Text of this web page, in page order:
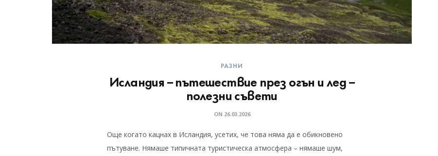
РАЗНИ
Исландия – пътешествие през огън и лед –
полезни съвети
ON 26.03.2026
Още когато кацнах в Исландия, усетих, че това няма да е обикновено
пътуване. Нямаше типичната туристическа атмосфера – нямаше шум,